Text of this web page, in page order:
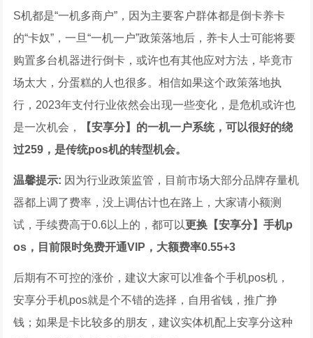
S机都是“一机多商户”，因为主要客户群体都是倒卡养卡
的“卡奴”，一旦“一机一户”政策落地后，养卡人士可能将要
购置多台机器进行倒卡，或许也有其他应对方法，毕竟市
场太大，分蛋糕的人也很多。相信如果这个政策落地执
行，2023年支付行业依然会出现一些变化，是危机或许也
是一次机会，
【安享分】的一机一户系统，可以很好的绕
过259，是传统pos机的转型机会。
温馨提示: 因为行业政策监管，目前市场大部分品牌存量机
器都上调了费率，没上调估计也在路上，大家请小额测
试，手续费高于0.6以上的，都可以更换【安享分】手机p
os，目前限时免费开通VIP，大额费率0.55+3
后期有不可控的涨价，建议大家可以准备个手机pos机，
安享分手机pos就是个不错的选择，自用省钱，推广挣
钱；如果是卡比较多的朋友，建议实体机配上安享分这种